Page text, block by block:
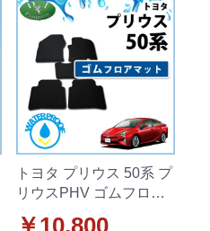
トヨタ プリウス 50系 プ
リウスPHV ゴムフロア
￥10,800